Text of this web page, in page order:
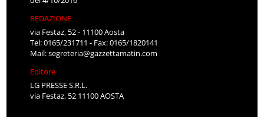
REDAZIONE
via Festaz, 52 - 11100 Aosta
Tel: 0165/231711 - Fax: 0165/1820141
Mail:segreteria@gazzettamatin.com
Editore
LG PRESSE S.R.L.
via Festaz, 52 11100 AOSTA